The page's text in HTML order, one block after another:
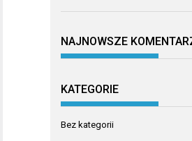
NAJNOWSZE
KATEGORIE
Bez kategorii